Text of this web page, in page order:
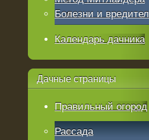
Болезни и
Календарь дачника
Дачные страницы
Правильный огород
Рассада